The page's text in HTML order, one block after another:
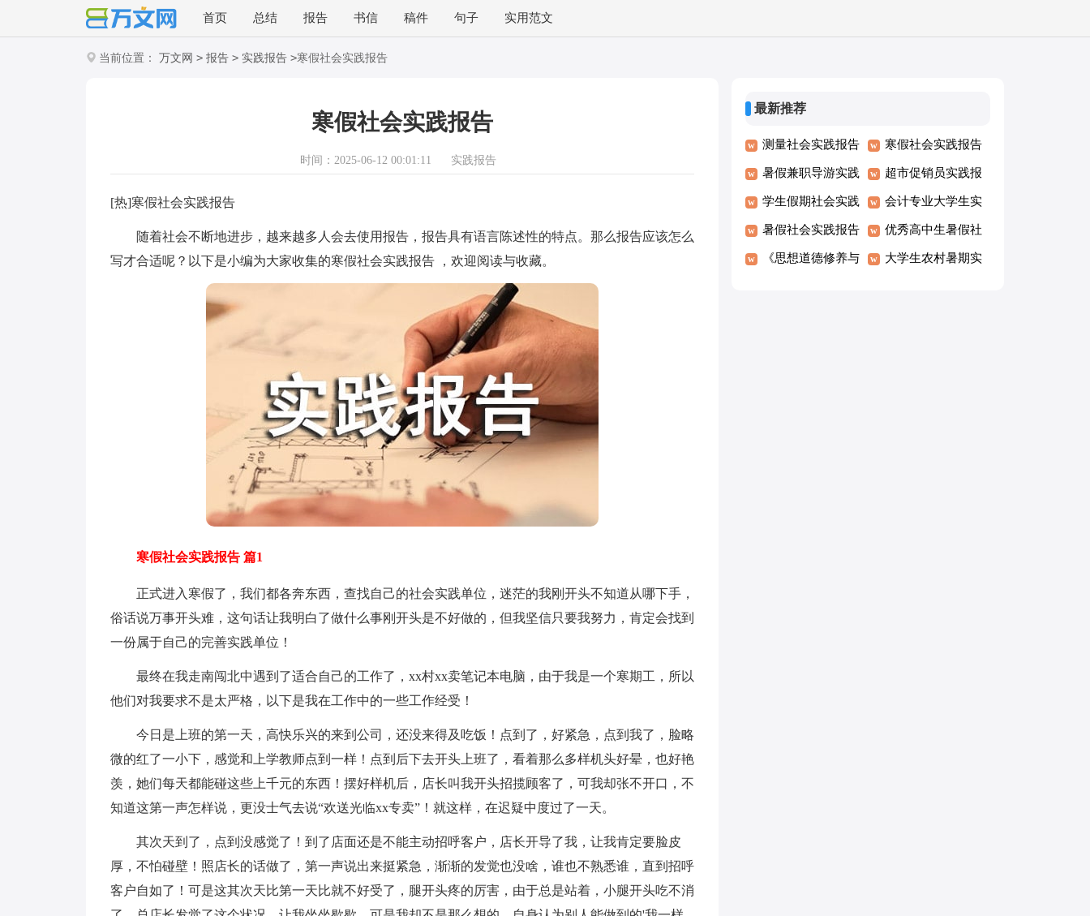
首页 总结 报告 书信 稿件 句子 实用范文
当前位置： 万文网 > 报告 > 实践报告 >寒假社会实践报告
寒假社会实践报告
时间：2025-06-12 00:01:11 实践报告
[热]寒假社会实践报告
随着社会不断地进步，越来越多人会去使用报告，报告具有语言陈述性的特点。那么报告应该怎么
写才合适呢？以下是小编为大家收集的寒假社会实践报告 ，欢迎阅读与收藏。
寒假社会实践报告 篇1
正式进入寒假了，我们都各奔东西，查找自己的社会实践单位，迷茫的我刚开头不知道从哪下手，
俗话说万事开头难，这句话让我明白了做什么事刚开头是不好做的，但我坚信只要我努力，肯定会找到
一份属于自己的完善实践单位！
最终在我走南闯北中遇到了适合自己的工作了，xx村xx卖笔记本电脑，由于我是一个寒期工，所以
他们对我要求不是太严格，以下是我在工作中的一些工作经受！
今日是上班的第一天，高快乐兴的来到公司，还没来得及吃饭！点到了，好紧急，点到我了，脸略
微的红了一小下，感觉和上学教师点到一样！点到后下去开头上班了，看着那么多样机头好晕，也好艳
羡，她们每天都能碰这些上千元的东西！摆好样机后，店长叫我开头招揽顾客了，可我却张不开口，不
知道这第一声怎样说，更没士气去说“欢送光临xx专卖”！就这样，在迟疑中度过了一天。
其次天到了，点到没感觉了！到了店面还是不能主动招呼客户，店长开导了我，让我肯定要脸皮
厚，不怕碰壁！照店长的话做了，第一声说出来挺紧急，渐渐的发觉也没啥，谁也不熟悉谁，直到招呼
客户自如了！可是这其次天比第一天比就不好受了，腿开头疼的厉害，由于总是站着，小腿开头吃不消
最新推荐
测量社会实践报告 寒假社会实践报告
优秀
暑假兼职导游实践
报告
超市促销员实践报
告
学生假期社会实践
报告
会计专业大学生实
践报告
暑假社会实践报告 优秀高中生暑假社
会实践报告
《思想道德修养与 大学生农村暑期实